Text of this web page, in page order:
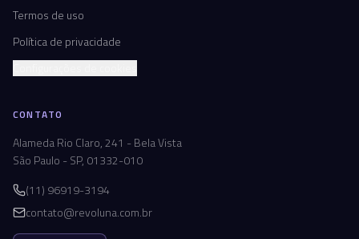
Termos de uso
Política de privacidade
CONTATO
Alameda Rio Claro, 241 - Bela Vista
São Paulo - SP, 01332-010
(11) 96919-3194
contato@revoluna.com.br